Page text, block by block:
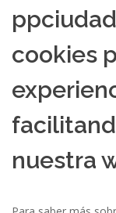
cookies
nuestra